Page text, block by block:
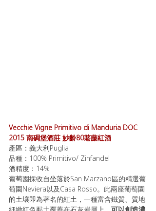
Vecchie Vigne Primitivo di Manduria DOC
2015 南碉堡酒莊 妙齡80荖藤紅酒
產區：義大利Puglia
品種：100% Primitivo/ Zinfandel
酒精度：14%
葡萄園採收自坐落於San Marzano區的精選葡
萄園Neviera以及Casa Rosso。此兩座葡萄園
的土壤即為著名的紅土，一種富含鐵質、質地